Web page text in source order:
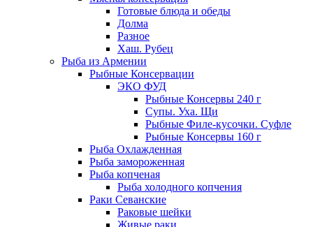
Готовые блюда и обеды
Долма
Разное
Хаш. Рубец
Рыба из Армении
Рыбные Консервации
ЭКО ФУД
Рыбные Консервы 240 г
Супы. Уха. Щи
Рыбные Филе-кусочки. Суфле
Рыбные Консервы 160 г
Рыба Охлажденная
Рыба замороженная
Рыба копченая
Рыба холодного копчения
Раки Севанские
Раковые шейки
Живые раки